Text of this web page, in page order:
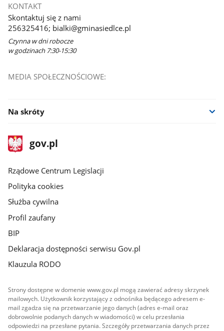
KONTAKT
Skontaktuj się z nami
256325416; bialki@gminasiedlce.pl
Czynna w dni robocze
w godzinach 7:30-15:30
MEDIA SPOŁECZNOŚCIOWE:
Na skróty
stopka
gov.plStrona
gov.pl
Rządowe Centrum Legislacji
Polityka cookies
Służba cywilna
Profil zaufany
BIP
Deklaracja dostępności serwisu Gov.pl
Klauzula RODO
Strony dostępne w domenie www.gov.pl mogą zawierać adresy skrzynek
mailowych. Użytkownik korzystający z odnośnika będącego adresem e-
mail zgadza się na przetwarzanie jego danych (adres e-mail oraz
dobrowolnie podanych danych w wiadomości) w celu przesłania
odpowiedzi na przesłane pytania. Szczegóły przetwarzania danych przez